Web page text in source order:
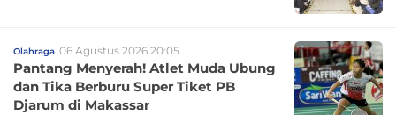
Olahraga 06 Agustus 2026 20:05
Pantang Menyerah! Atlet Muda Ubung
dan Tika Berburu Super Tiket PB
Djarum di Makassar